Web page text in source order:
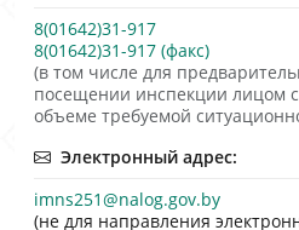
8(01642)31-917
8(01642)31-917 (факс)
(в том числе для
посещении инспекции лицом
объеме требуемой
Электронный адрес:
imns251@nalog.gov.by
(не для направления